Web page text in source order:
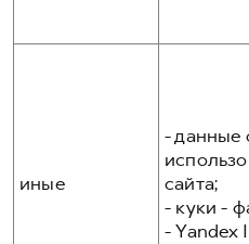
иные
- данные
сайта;
- куки -
- Yandex